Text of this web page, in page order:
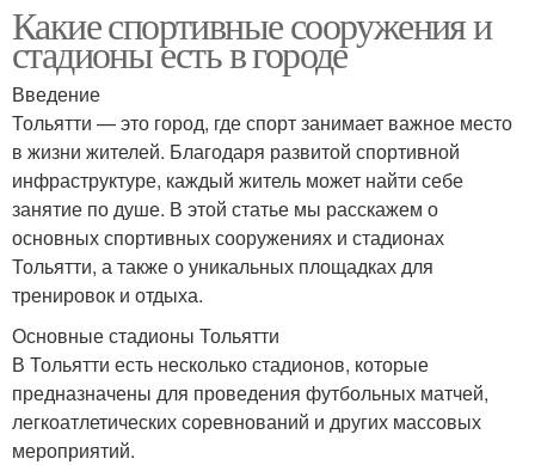
Какие спортивные сооружения и
стадионы есть в городе
Введение
Тольятти — это город, где спорт занимает важное место
в жизни жителей. Благодаря развитой спортивной
инфраструктуре, каждый житель может найти себе
занятие по душе. В этой статье мы расскажем о
основных спортивных сооружениях и стадионах
Тольятти, а также о уникальных площадках для
тренировок и отдыха.
Основные стадионы Тольятти
В Тольятти есть несколько стадионов, которые
предназначены для проведения футбольных матчей,
легкоатлетических соревнований и других массовых
мероприятий.